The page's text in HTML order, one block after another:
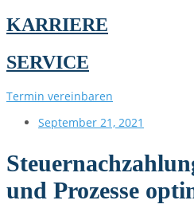
KARRIERE
SERVICE
Termin vereinbaren
September 21, 2021
und Prozesse